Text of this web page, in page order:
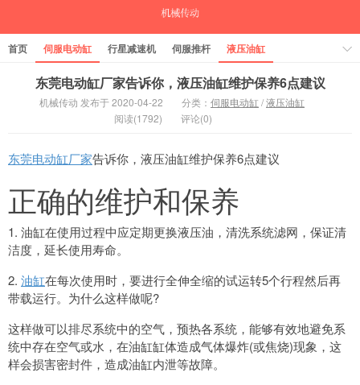
首页 伺服电动缸 行星减速机 伺服推杆
液压油缸
中空旋转平台
气缸
东莞电动缸厂家告诉你，液压油缸维护保养6点建议
机械传动 发布于 2020-04-22 分类： 伺服电动缸 /液压油缸
阅读(1792)
评论(0)
东莞电动缸厂家告诉你，液压油缸维护保养6点建议
正确的维护和保养
1. 油缸在使用过程中应定期更换液压油，清洗系统滤网，保证清
洁度，延长使用寿命。
2. 油缸在每次使用时，要进行全伸全缩的试运转5个行程然后再
带载运行。为什么这样做呢?
这样做可以排尽系统中的空气，预热各系统，能够有效地避免系
统中存在空气或水，在油缸缸体造成气体爆炸(或焦烧)现象，这
样会损害密封件，造成油缸内泄等故障。